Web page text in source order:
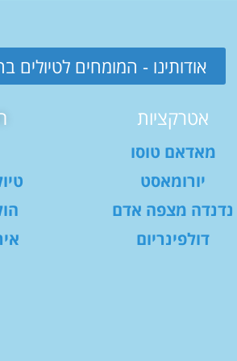
אודותינו - המומחים לטיולים
אטרקציות
מאדאם טוסו
יורומאסט
נדנדה מצפה אדם
דולפינריום